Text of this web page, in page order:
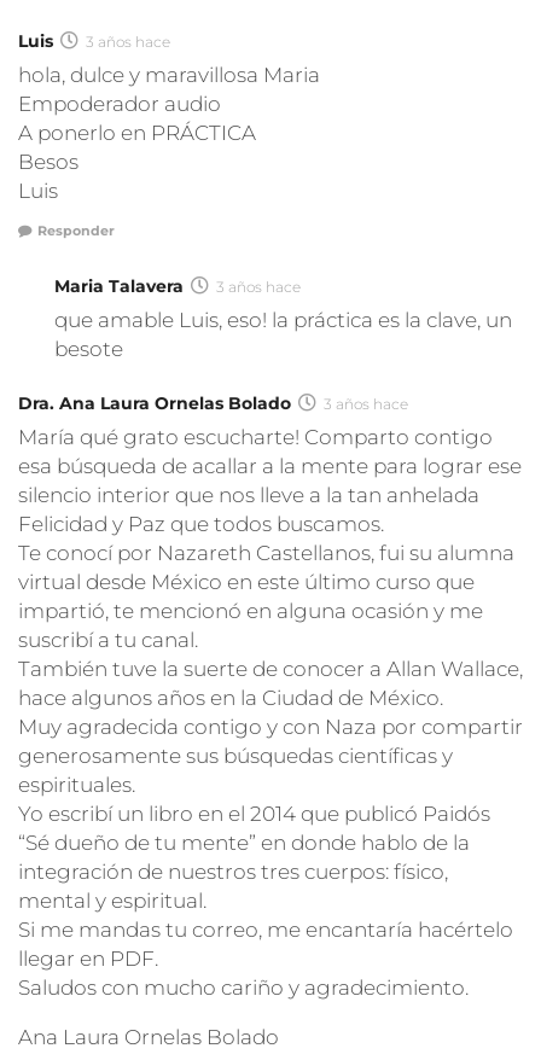
Luis 3 años hace
hola, dulce y maravillosa Maria
Empoderador audio
A ponerlo en PRÁCTICA
Besos
Luis
Responder
Maria Talavera 3 años hace
que amable Luis, eso! la práctica es la clave, un
besote
Dra. Ana Laura Ornelas Bolado 3 años hace
María qué grato escucharte! Comparto contigo
esa búsqueda de acallar a la mente para lograr ese
silencio interior que nos lleve a la tan anhelada
Felicidad y Paz que todos buscamos.
Te conocí por Nazareth Castellanos, fui su alumna
virtual desde México en este último curso que
impartió, te mencionó en alguna ocasión y me
suscribí a tu canal.
También tuve la suerte de conocer a Allan Wallace,
hace algunos años en la Ciudad de México.
Muy agradecida contigo y con Naza por compartir
generosamente sus búsquedas científicas y
espirituales.
Yo escribí un libro en el 2014 que publicó Paidós
“Sé dueño de tu mente” en donde hablo de la
integración de nuestros tres cuerpos: físico,
mental y espiritual.
Si me mandas tu correo, me encantaría hacértelo
llegar en PDF.
Saludos con mucho cariño y agradecimiento.
Ana Laura Ornelas Bolado